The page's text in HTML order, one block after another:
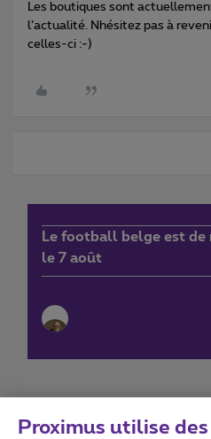
Les boutiques sont
l’actualité. Nhésitez pas à
celles-ci :-)
Le football belge est de
le 7 août
Proximus utilise des